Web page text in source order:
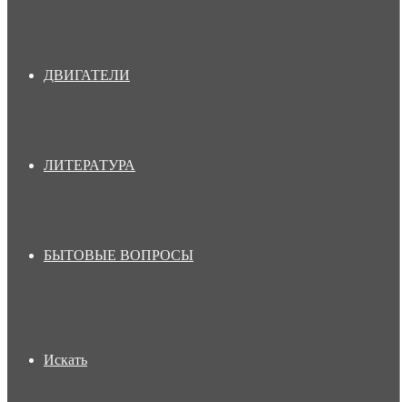
ДВИГАТЕЛИ
ЛИТЕРАТУРА
БЫТОВЫЕ ВОПРОСЫ
Искать